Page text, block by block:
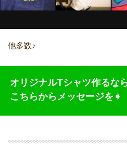
他多数♪
オリジナルTシャツ作るな
こちらからメッセージを➧